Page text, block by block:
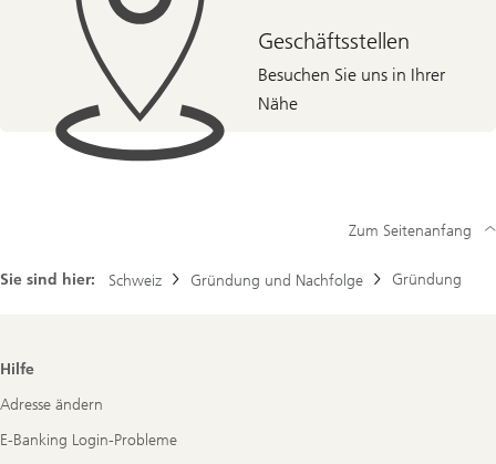
Geschäftsstellen
Besuchen Sie uns in Ihrer
Nähe
Sie sind hier: Schweiz Gründung und Nachfolge Gründung
Zum Seitenanfang
Footer
Hilfe
Adresse ändern
E-Banking Login-Probleme